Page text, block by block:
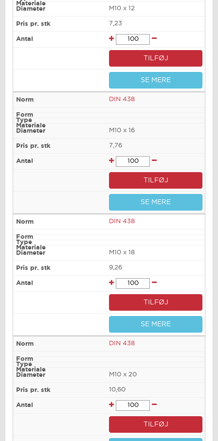
M10 x 12
7,23
TILFØJ
SE MERE
DIN 438
M10 x 16
7,76
TILFØJ
SE MERE
DIN 438
M10 x 18
9,26
TILFØJ
SE MERE
DIN 438
M10 x 20
10,60
TILFØJ